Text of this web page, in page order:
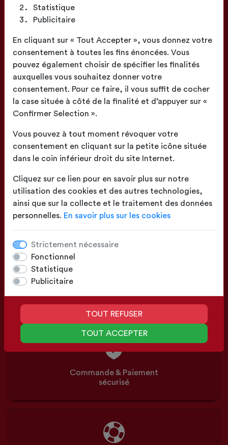
Statistique
Publicitaire
En cliquant sur « Tout Accepter », vous donnez votre
consentement à toutes les fins énoncées. Vous
pouvez également choisir de spécifier les finalités
auxquelles vous souhaitez donner votre
consentement. Pour ce faire, il vous suffit de cocher
la case située à côté de la finalité et d’appuyer sur «
Confirmer Selection ».
Vous pouvez à tout moment révoquer votre
consentement en cliquant sur la petite icône située
dans le coin inférieur droit du site Internet.
Cliquez sur ce lien pour en savoir plus sur notre
utilisation des cookies et des autres technologies,
ainsi que sur la collecte et le traitement des données
personnelles. En savoir plus sur les cookies
Strictement nécessaire
Fonctionnel
Statistique
Publicitaire
TOUT REFUSER
TOUT ACCEPTER
Fabrication
Française
proche de chez vous
Livraison
sur toute la France
Sur mesure ou Standards
Commande & Paiement
sécurisé